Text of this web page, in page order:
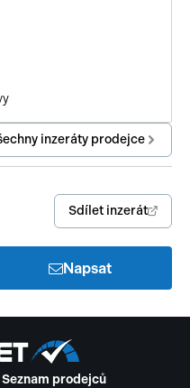
inzeráty prodejce
Sdílet inzerát
Napsat
Seznam prodejců